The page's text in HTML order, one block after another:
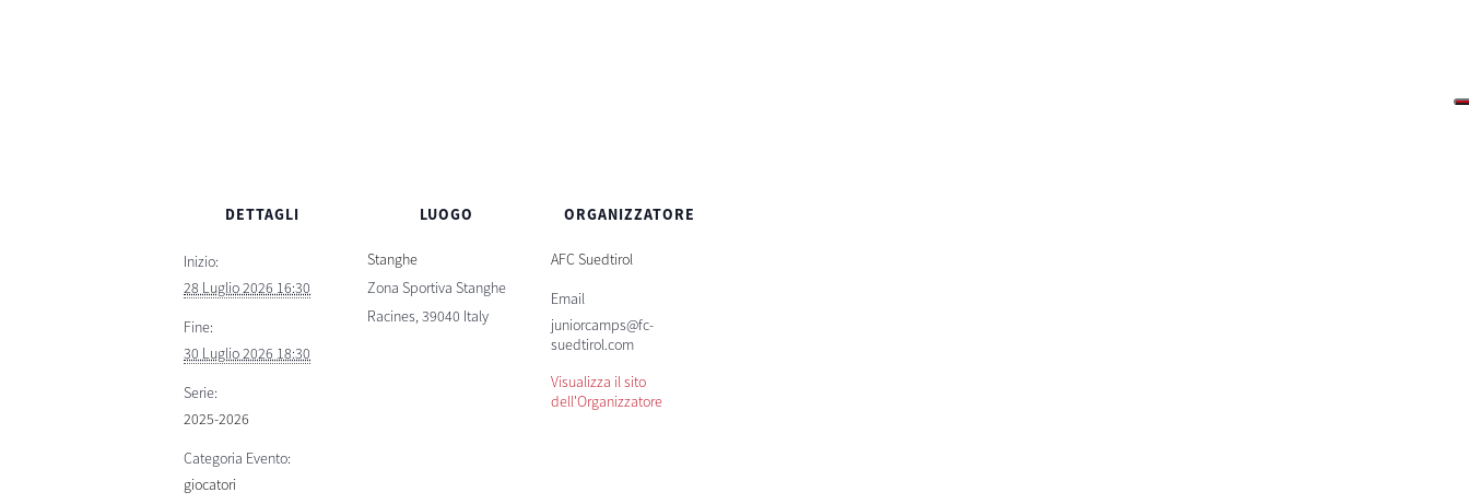
DETTAGLI
Inizio:
28 Luglio 2026 16:30
Fine:
30 Luglio 2026 18:30
Serie:
2025-2026
Categoria Evento:
giocatori
LUOGO
Stanghe
Zona Sportiva Stanghe
Racines,39040 Italy
ORGANIZZATORE
AFC Suedtirol
Email
juniorcamps@fc-
suedtirol.com
Visualizza il sito
dell'Organizzatore